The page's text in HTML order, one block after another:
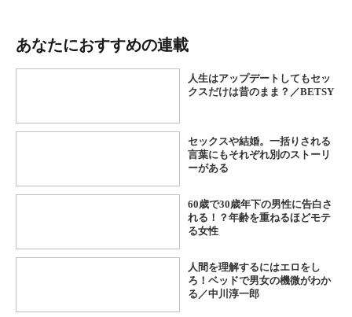
あなたにおすすめの連載
人生はアップデートしてもセッ
クスだけは昔のまま？／BETSY
セックスや結婚。一括りされる
言葉にもそれぞれ別のストーリ
ーがある
60歳で30歳年下の男性に告白さ
れる！？年齢を重ねるほどモテ
る女性
人間を理解するにはエロをし
ろ！ベッドで男女の機微がわか
る／中川淳一郎